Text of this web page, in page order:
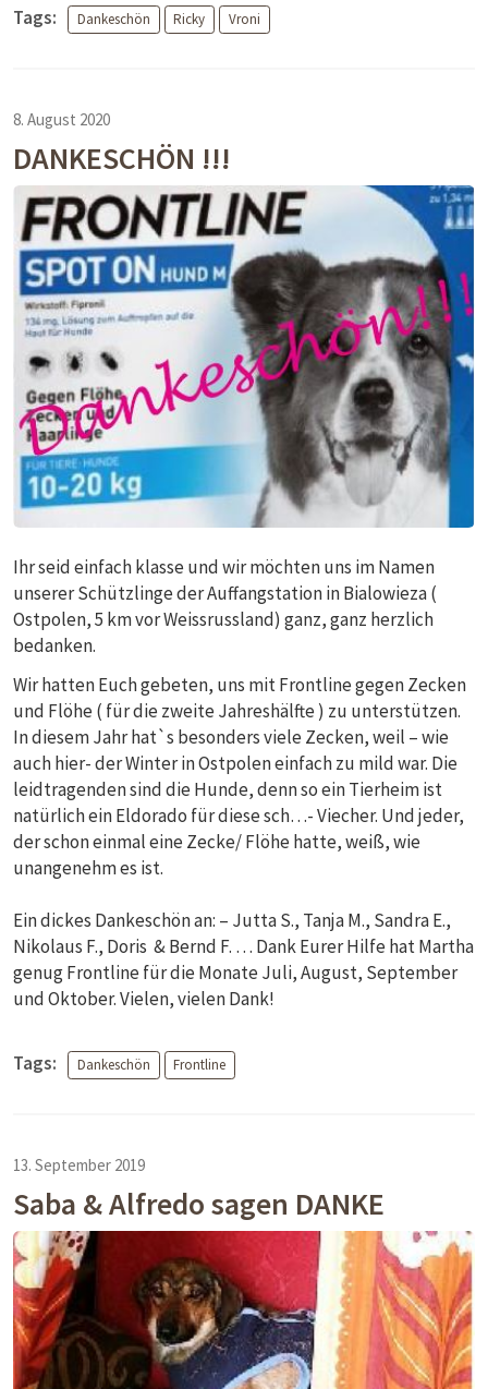
Tags: Dankeschön Ricky Vroni
8. August 2020
DANKESCHÖN !!!
Ihr seid einfach klasse und wir möchten uns im Namen
unserer Schützlinge der Auffangstation in Bialowieza (
Ostpolen, 5 km vor Weissrussland) ganz, ganz herzlich
bedanken.
Wir hatten Euch gebeten, uns mit Frontline gegen Zecken
und Flöhe ( für die zweite Jahreshälfte ) zu unterstützen.
In diesem Jahr hat`s besonders viele Zecken, weil – wie
auch hier- der Winter in Ostpolen einfach zu mild war. Die
leidtragenden sind die Hunde, denn so ein Tierheim ist
natürlich ein Eldorado für diese sch…- Viecher. Und jeder,
der schon einmal eine Zecke/ Flöhe hatte, weiß, wie
unangenehm es ist.
Ein dickes Dankeschön an: – Jutta S., Tanja M., Sandra E.,
Nikolaus F., Doris & Bernd F. … Dank Eurer Hilfe hat Martha
genug Frontline für die Monate Juli, August, September
und Oktober. Vielen, vielen Dank!
Tags: Dankeschön Frontline
13. September 2019
Saba & Alfredo sagen DANKE